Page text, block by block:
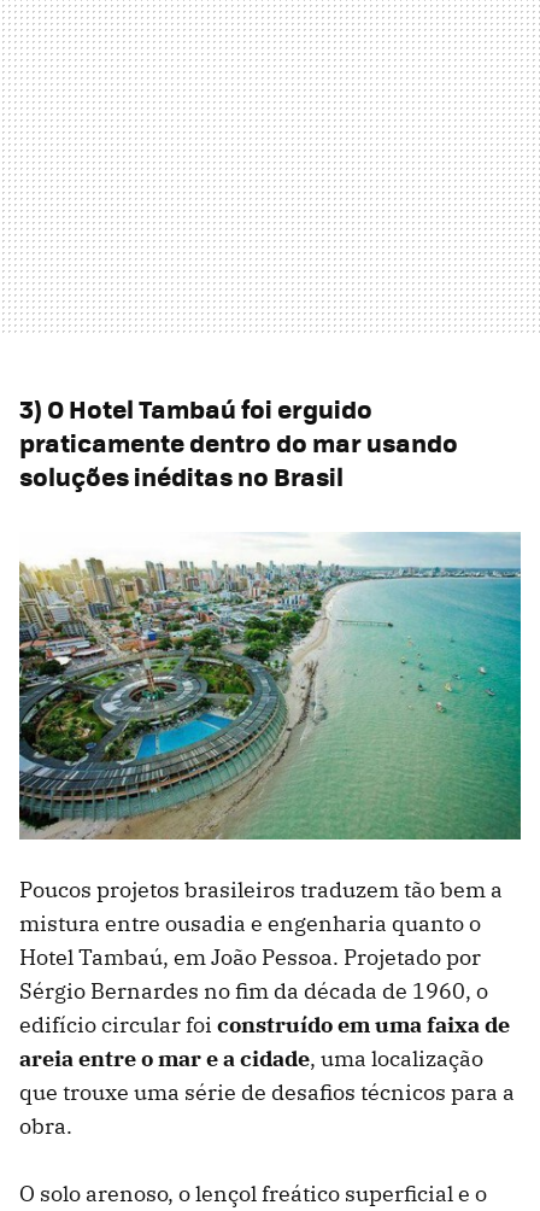
3) O Hotel Tambaú foi erguido
praticamente dentro do mar usando
soluções inéditas no Brasil
Poucos projetos brasileiros traduzem tão bem a
mistura entre ousadia e engenharia quanto o
Hotel Tambaú, em João Pessoa. Projetado por
Sérgio Bernardes no fim da década de 1960, o
edifício circular foi construído em uma faixa de
areia entre o mar e a cidade, uma localização
que trouxe uma série de desafios técnicos para a
obra.
O solo arenoso, o lençol freático superficial e o